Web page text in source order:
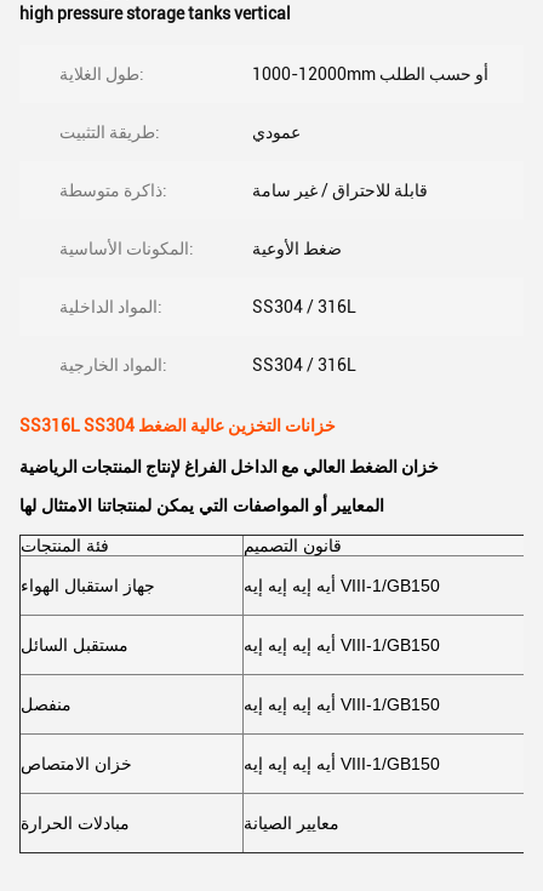
high pressure storage tanks vertical
طول الغلاية: 1000-12000mm أو حسب الطلب
طريقة التثبيت: عمودي
ذاكرة متوسطة: قابلة للاحتراق / غير سامة
المكونات الأساسية: ضغط الأوعية
المواد الداخلية: SS304 / 316L
المواد الخارجية: SS304 / 316L
SS316L SS304 خزانات التخزين عالية الضغط
خزان الضغط العالي مع الداخل الفراغ لإنتاج المنتجات الرياضية
المعايير أو المواصفات التي يمكن لمنتجاتنا الامتثال لها
فئة المنتجات قانون التصميم
جهاز استقبال الهواء أيه إيه إيه إيه VIII-1/GB150
مستقبل السائل أيه إيه إيه إيه VIII-1/GB150
منفصل أيه إيه إيه إيه VIII-1/GB150
خزان الامتصاص أيه إيه إيه إيه VIII-1/GB150
مبادلات الحرارة معايير الصيانة